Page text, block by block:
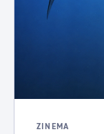
ZINEMA